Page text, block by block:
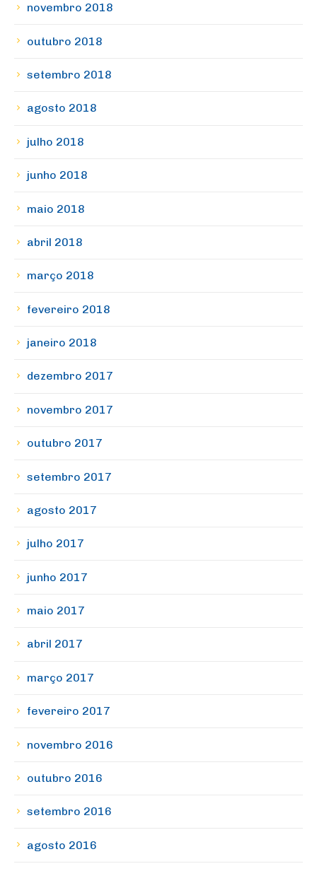
novembro 2018
outubro 2018
setembro 2018
agosto 2018
julho 2018
junho 2018
maio 2018
abril 2018
março 2018
fevereiro 2018
janeiro 2018
dezembro 2017
novembro 2017
outubro 2017
setembro 2017
agosto 2017
julho 2017
junho 2017
maio 2017
abril 2017
março 2017
fevereiro 2017
novembro 2016
outubro 2016
setembro 2016
agosto 2016